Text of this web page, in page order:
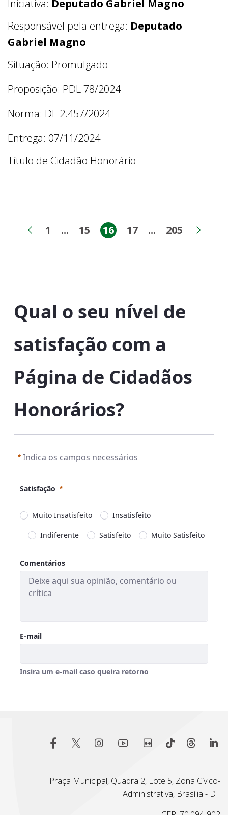
Iniciativa: Deputado Gabriel Magno
Responsável pela entrega: Deputado
Gabriel Magno
Situação: Promulgado
Proposição: PDL 78/2024
Norma: DL 2.457/2024
Entrega: 07/11/2024
Título de Cidadão Honorário
Página anterior
Página
1 ...Páginas intermediárias
Página
15 Página
16 Página
17 ...Páginas
Página
205
Praça Municipal, Quadra 2, Lote 5, Zona Cívico-
Administrativa, Brasília - DF